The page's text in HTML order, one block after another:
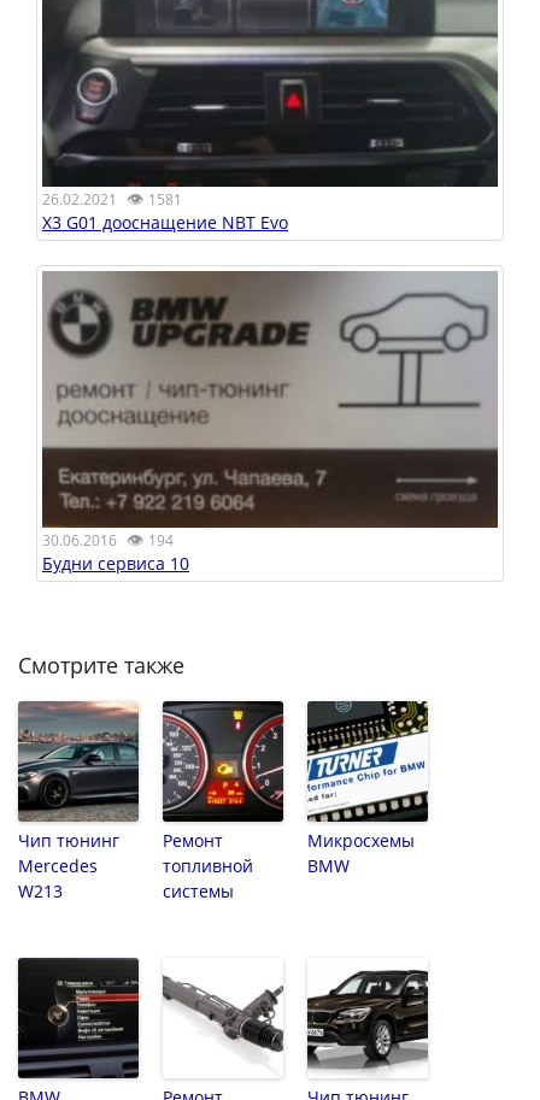
26.02.2021 👁 1581
X3 G01 дооснащение NBT Evo
30.06.2016 👁 194
Будни сервиса 10
Смотрите также
Чип тюнинг
Mercedes
W213
Ремонт
топливной
системы
Микросхемы
BMW